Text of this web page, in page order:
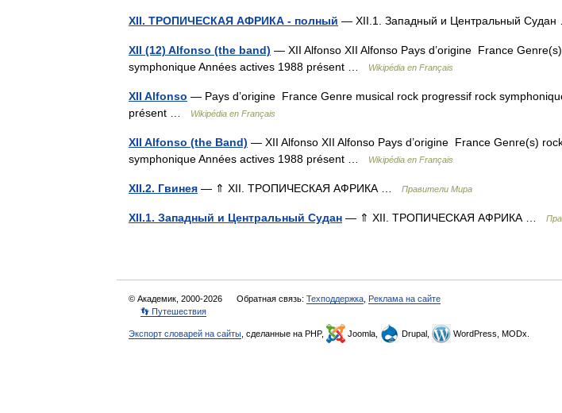
XII. ТРОПИЧЕСКАЯ АФРИКА - полный — XII.1. Западный и Центральный
XII (12) Alfonso (the band) — XII Alfonso XII Alfonso Pays d’origine France
symphonique Années actives 1988 présent …
Wikipédia en Français
XII Alfonso — Pays d’origine France Genre musical rock progressif rock
présent …
Wikipédia en Français
XII Alfonso (the Band) — XII Alfonso XII Alfonso Pays d’origine France Genre(s)
symphonique Années actives 1988 présent …
Wikipédia en Français
XII.2. Гвинея — ⇑ XII. ТРОПИЧЕСКАЯ АФРИКА … Правители Мира
XII.1. Западный и Центральный Судан — ⇑ XII. ТРОПИЧЕСКАЯ АФРИКА …
© Академик, 2000-2026 Обратная связь: Техподдержка Реклама на сайте
👣 Путешествия
Экспорт словарей на сайты , сделанные на PHP, Joomla, Drupal, WordPress, MODx.